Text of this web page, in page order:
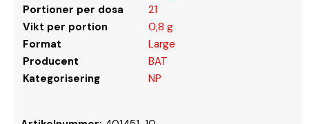
Portioner per dosa
21
Vikt per portion
0,8 g
Format
Large
Producent
BAT
Kategorisering
NP